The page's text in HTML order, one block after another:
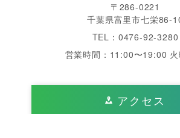
〒286-0221
千葉県富里市七栄86-
TEL：0476-92-3280
営業時間：11:00〜19:00
アクセス